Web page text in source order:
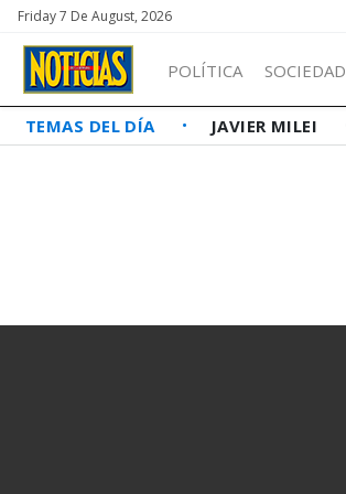
Friday 7 De August, 2026
POLÍTICA SOCIEDAD
TEMAS DEL DÍA JAVIER MILEI